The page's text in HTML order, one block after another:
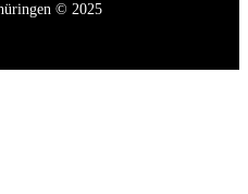
© 2025